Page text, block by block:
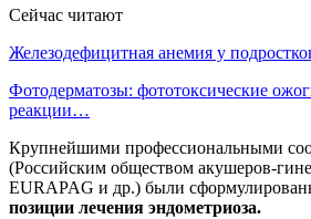
Сейчас читают
Железодефицитная анемия у
Фотодерматозы: фототоксические
реакции…
Крупнейшими профессиональными
(Российским обществом акушеров-
EURAPAG и др.) были
позиции лечения эндометриоза.